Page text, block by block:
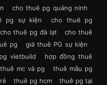
cho thuê pg quảng ninh
pg sự kiện
cho thuê pg
cho thuê pg đà lạt
cho thuê
pg
giá thuê PG sự kiện
vietbuild
hợp đồng thuê
thuê mc và pg
thuê mẫu pg
thuê pg hcm
thuê pg tại